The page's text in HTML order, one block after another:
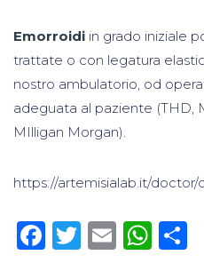
Emorroidi in grado iniziale
trattate o con legatura
nostro ambulatorio, od
adeguata al paziente (THD,
MIlligan Morgan).
https://artemisialab.it/
Facebook
Twitter
Email